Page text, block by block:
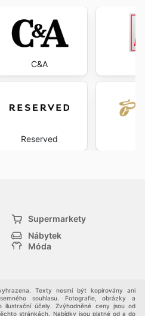
C&A
Reserved
Supermarkety
Nábytek
Móda
Texty nesmí být kopírovány ani
souhlasu. Fotografie, obrázky a
ilustrační účely. Zvýhodněné ceny jsou od
stránkách. Nabídky jsou platné od a do